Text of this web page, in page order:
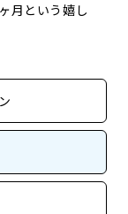
月という嬉し